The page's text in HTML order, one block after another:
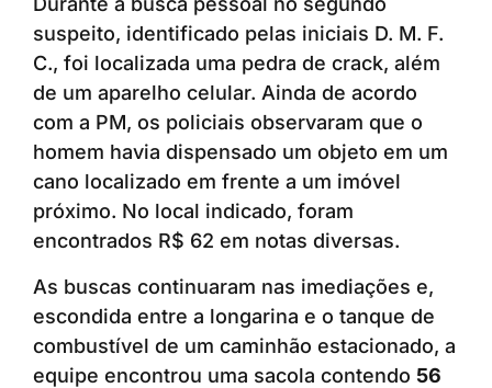
suspeito, identificado pelas iniciais D. M. F.
C., foi localizada uma pedra de crack, além
de um aparelho celular. Ainda de acordo
com a PM, os policiais observaram que o
homem havia dispensado um objeto em um
cano localizado em frente a um imóvel
próximo. No local indicado, foram
encontrados R$ 62 em notas diversas.
As buscas continuaram nas imediações e,
escondida entre a longarina e o tanque de
combustível de um caminhão estacionado, a
equipe encontrou uma sacola contendo 56